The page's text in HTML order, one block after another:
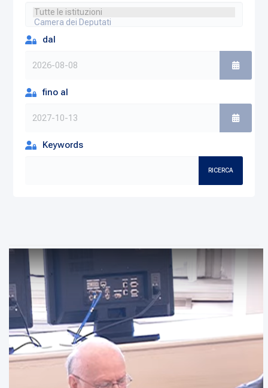
dal
fino al
Keywords
RICERCA